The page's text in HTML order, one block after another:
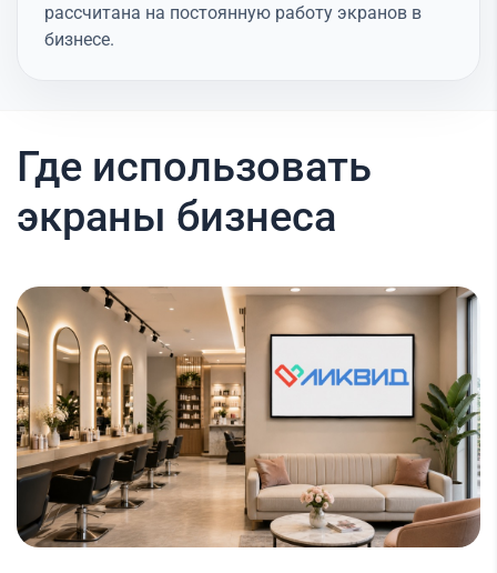
рассчитана на постоянную работу экранов в
бизнесе.
Где использовать
экраны бизнеса